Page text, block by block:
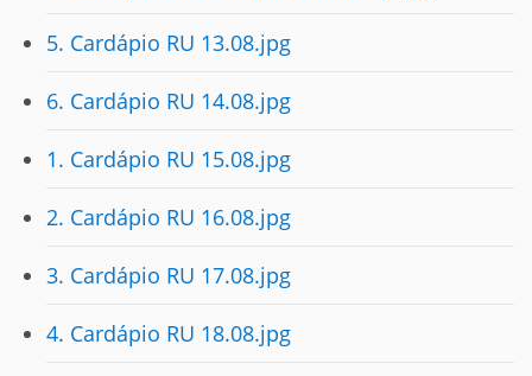
5. Cardápio RU 13.08.jpg
6. Cardápio RU 14.08.jpg
1. Cardápio RU 15.08.jpg
2. Cardápio RU 16.08.jpg
3. Cardápio RU 17.08.jpg
4. Cardápio RU 18.08.jpg